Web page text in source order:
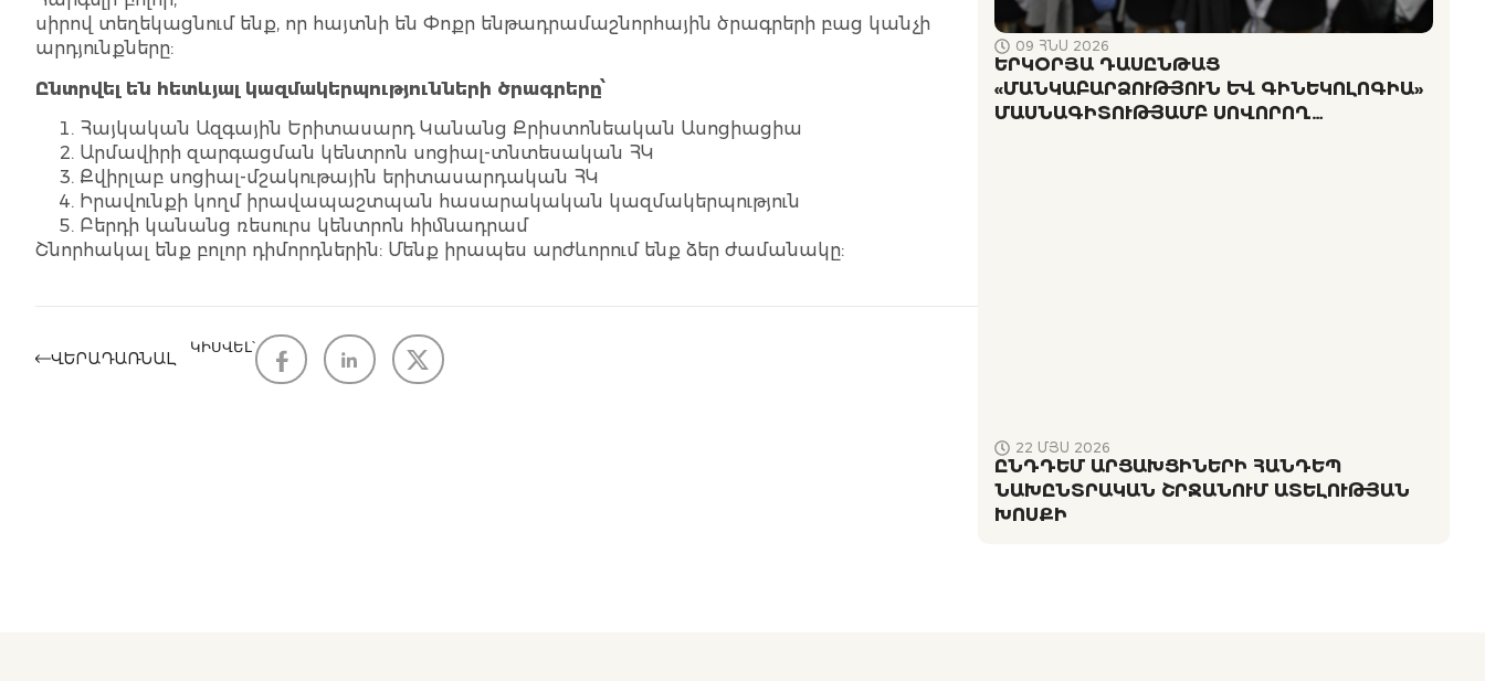
սիրով տեղեկացնում ենք, որ հայտնի են Փոքր ենթադրամաշնորհային ծրագրերի բաց կանչի
արդյունքները:
Ընտրվել են հետևյալ կազմակերպությունների ծրագրերը՝
Հայկական Ազգային Երիտասարդ Կանանց Քրիստոնեական Ասոցիացիա
Արմավիրի զարգացման կենտրոն սոցիալ-տնտեսական ՀԿ
Քվիրլաբ սոցիալ-մշակութային երիտասարդական ՀԿ
Իրավունքի կողմ իրավապաշտպան հասարակական կազմակերպություն
Բերդի կանանց ռեսուրս կենտրոն հիմնադրամ
Շնորհակալ ենք բոլոր դիմորդներին: Մենք իրապես արժևորում ենք ձեր ժամանակը:
ՎԵՐԱԴԱՌՆԱԼ
ԿԻՍՎԵԼ՝
09 ՀՆՍ 2026
ԵՐԿՕՐՅԱ ԴԱՍԸՆԹԱՑ
«ՄԱՆԿԱԲԱՐՁՈՒԹՅՈՒՆ ԵՒ ԳԻՆԵԿՈԼՈԳԻԱ» Մ
ԱՍՆԱԳԻՏՈՒԹՅԱՄԲ ՍՈՎՈՐՈՂ Ո
22 ՄՅՍ 2026
ԸՆԴԴԵՄ ԱՐՑԱԽՑԻՆԵՐԻ ՀԱՆԴԵՊ
ՆԱԽԸՆՏՐԱԿԱՆ ՇՐՋԱՆՈՒՄ ԱՏԵԼՈՒԹՅԱՆ
ԽՈՍՔԻ